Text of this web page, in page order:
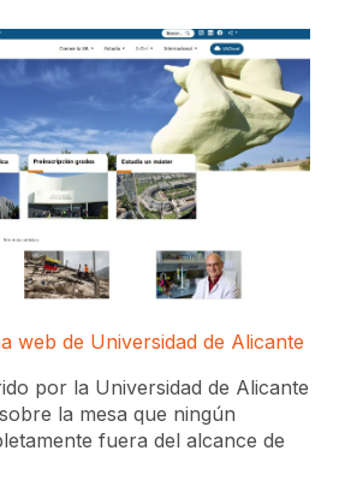
web de Universidad de Alicante
por la Universidad de Alicante
la mesa que ningún
fuera del alcance de